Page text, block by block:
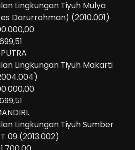
Lingkungan Tiyuh Mulya
Darurrohman) (2010.001)
Lingkungan Tiyuh Makarti
Lingkungan Tiyuh Sumber
09 (2013.002)